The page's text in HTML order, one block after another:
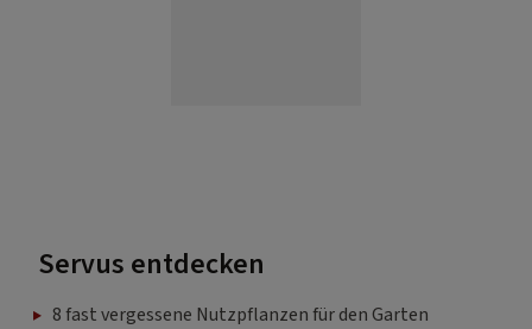
Servus entdecken
8 fast vergessene Nutzpflanzen für den Garten